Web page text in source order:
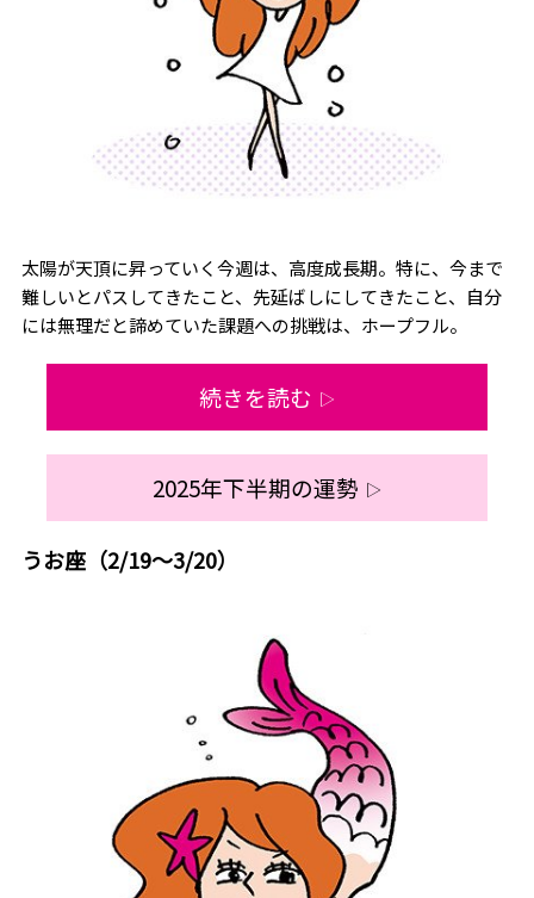
太陽が天頂に昇っていく今週は、高度成長期。特に、今まで
難しいとパスしてきたこと、先延ばしにしてきたこと、自分
には無理だと諦めていた課題への挑戦は、ホープフル。
続きを読む ▷
2025年下半期の運勢 ▷
うお座（2/19～3/20）